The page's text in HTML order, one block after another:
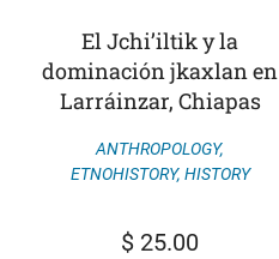
El Jchi’iltik y la
dominación jkaxlan en
Larráinzar, Chiapas
ANTHROPOLOGY,
ETNOHISTORY, HISTORY
$ 25.00